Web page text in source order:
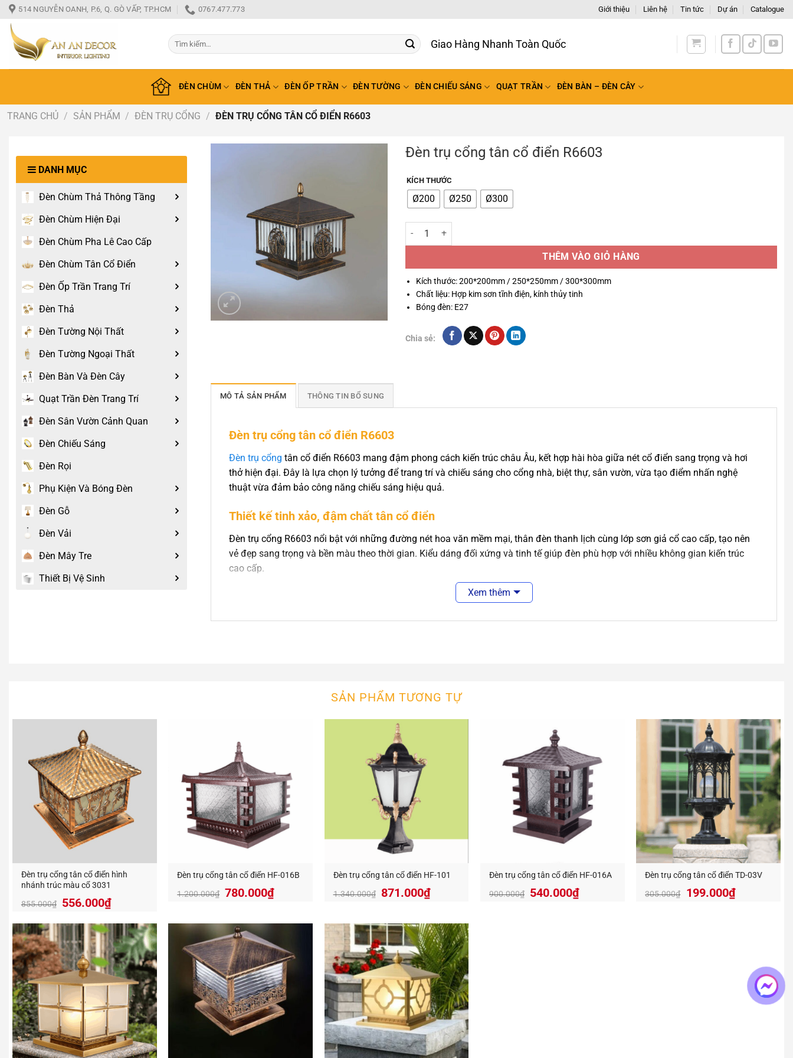
Bỏ
qua
nội
dung
514 NGUYỄN OANH, P.6, Q. GÒ VẤP, TP.HCM 0767.477.773 Giới thiệu Liên hệ Tin tức Dự án Catalogue
Tìm
kiếm:
Giao Hàng Nhanh Toàn Quốc
ĐÈN CHÙM ĐÈN THẢ ĐÈN ỐP TRẦN ĐÈN TƯỜNG ĐÈN CHIẾU SÁNG QUẠT TRẦN ĐÈN BÀN – ĐÈN CÂY
TRANG CHỦ / SẢN PHẨM / ĐÈN TRỤ CỔNG / ĐÈN TRỤ CỔNG TÂN CỔ ĐIỂN R6603
DANH MỤC
Đèn Chùm Thả Thông Tầng
Đèn Chùm Hiện Đại
Đèn Chùm Pha Lê Cao Cấp
Đèn Chùm Tân Cổ Điển
Đèn Ốp Trần Trang Trí
Đèn Thả
Đèn Tường Nội Thất
Đèn Tường Ngoại Thất
Đèn Bàn Và Đèn Cây
Quạt Trần Đèn Trang Trí
Đèn Sân Vườn Cảnh Quan
Đèn Chiếu Sáng
Đèn Rọi
Phụ Kiện Và Bóng Đèn
Đèn Gỗ
Đèn Vải
Đèn Mây Tre
Thiết Bị Vệ Sinh
Đèn trụ cổng tân cổ điển R6603
KÍCH THƯỚC
Ø200 Ø250 Ø300
Đèn trụ cổng tân cổ điển R6603 số lượng
THÊM VÀO GIỎ HÀNG
Kích thước: 200*200mm / 250*250mm / 300*300mm
Chất liệu: Hợp kim sơn tĩnh điện, kính thủy tinh
Bóng đèn: E27
Chia sẻ:
MÔ TẢ SẢN PHẨM THÔNG TIN BỔ SUNG
Đèn trụ cổng tân cổ điển R6603
Đèn trụ cổng tân cổ điển R6603 mang đậm phong cách kiến trúc châu Âu, kết hợp hài hòa giữa nét cổ điển sang trọng và hơi
thở hiện đại. Đây là lựa chọn lý tưởng để trang trí và chiếu sáng cho cổng nhà, biệt thự, sân vườn, vừa tạo điểm nhấn nghệ
thuật vừa đảm bảo công năng chiếu sáng hiệu quả.
Thiết kế tinh xảo, đậm chất tân cổ điển
Đèn trụ cổng R6603 nổi bật với những đường nét hoa văn mềm mại, thân đèn thanh lịch cùng lớp sơn giả cổ cao cấp, tạo nên
vẻ đẹp sang trọng và bền màu theo thời gian. Kiểu dáng đối xứng và tinh tế giúp đèn phù hợp với nhiều không gian kiến trúc
cao cấp.
Thân đèn được chế tác từ hợp kim phủ sơn tĩnh điện chống gỉ, kết hợp kính mờ hoặc kính hoa văn cao cấp, vừa bảo vệ nguồn
Xem thêm
SẢN PHẨM TƯƠNG TỰ
Đèn trụ cổng tân cổ điển hình
nhánh trúc màu cổ 3031
855.000₫ 556.000₫
Đèn trụ cổng tân cổ điển HF-016B
1.200.000₫ 780.000₫
Đèn trụ cổng tân cổ điển HF-101
1.340.000₫
Giá
1.340.000₫.
871.000₫Giá
hiện
là:
871.000₫.
Đèn trụ cổng tân cổ điển HF-016A
900.000₫ 540.000₫
Đèn trụ cổng tân cổ điển TD-03V
305.000₫
Giá
199.000₫Giá
hiện